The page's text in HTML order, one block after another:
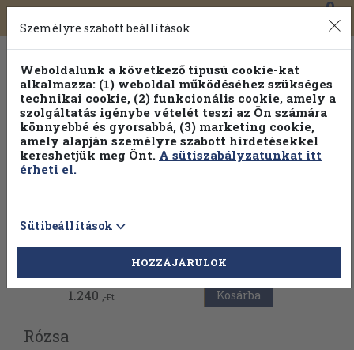
Toggle
navigation
0
Vissza az előző oldalra
1.240 ,-Ft Kosárba
Rózsa
Személyre szabott beállítások
Weboldalunk a következő típusú cookie-kat
alkalmazza: (1) weboldal működéséhez szükséges
technikai cookie, (2) funkcionális cookie, amely a
szolgáltatás igénybe vételét teszi az Ön számára
könnyebbé és gyorsabbá, (3) marketing cookie,
amely alapján személyre szabott hirdetésekkel
kereshetjük meg Önt. A sütiszabályzatunkat itt
érheti el.
Sütibeállítások
HOZZÁJÁRULOK